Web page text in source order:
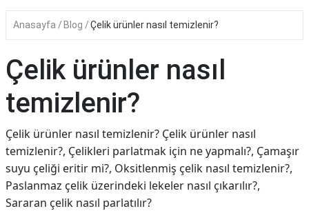
Anasayfa Blog Çelik ürünler nasıl temizlenir?
Çelik ürünler nasıl
temizlenir?
Çelik ürünler nasıl temizlenir? Çelik ürünler nasıl
temizlenir?, Çelikleri parlatmak için ne yapmalı?, Çamaşır
suyu çeliği eritir mi?, Oksitlenmiş çelik nasıl temizlenir?,
Paslanmaz çelik üzerindeki lekeler nasıl çıkarılır?,
Sararan çelik nasıl parlatılır?